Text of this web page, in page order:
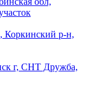
Коркинский р-н,
г, СНТ Дружба,